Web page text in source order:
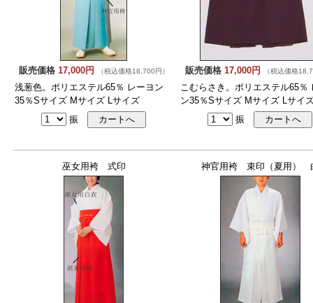
販売価格17,000円 （税込価格18,700円）
浅葱色。ポリエステル65％ レーヨン
35％Sサイズ Mサイズ Lサイズ
振
販売価格17,000円 （税込価格
こむらさき。ポリエステル65％
ン35％Sサイズ Mサイズ Lサイ
振
巫女用袴 式印 神官用袴 束印（夏用）